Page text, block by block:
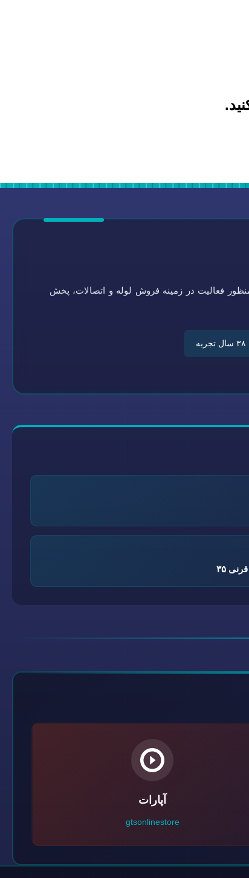
سلامتی به شماره ثبت ۰-۴۵۱۹۲۱-۰۹۴ در سال ۱۳۶۴ به منظور فعالیت در زمینه فروش لوله و اتصالات، پخش
۳۵
آپارات
gtsonlinestore